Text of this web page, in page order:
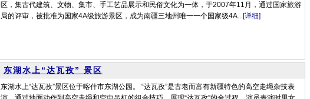
区，集古代建筑、文物、集市、手工艺品展示和民俗文化为一体，于2007年11月，通过国家旅游
局的评审，被批准为国家4A级旅游景区，成为南疆三地州唯一一个国家级4A...[详细]
东湖水上“达瓦孜” 景区
东湖水上“达瓦孜”景区位于喀什市东湖公园。 “达瓦孜”是古老而富有新疆特色的高空走绳杂技表